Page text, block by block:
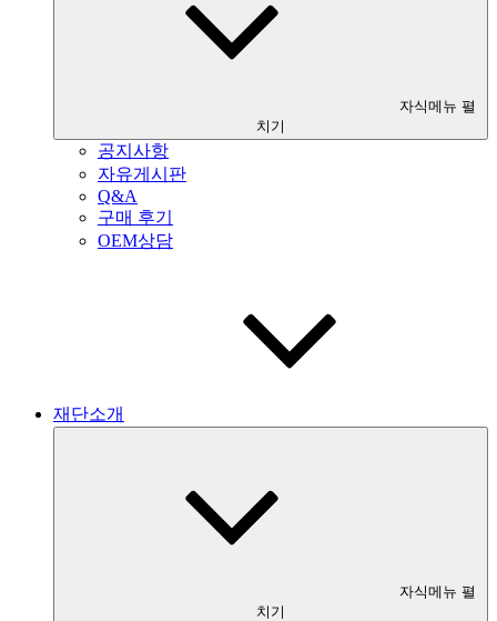
자식메뉴 펼
치기
공지사항
자유게시판
Q&A
구매 후기
OEM상담
재단소개
자식메뉴 펼
치기